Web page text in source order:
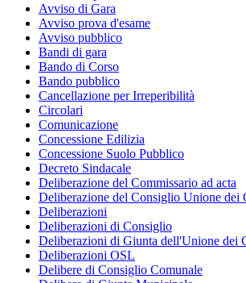
Avviso di Gara
Avviso prova d'esame
Avviso pubblico
Bandi di gara
Bando di Corso
Bando pubblico
Cancellazione per Irreperibilità
Circolari
Comunicazione
Concessione Edilizia
Concessione Suolo Pubblico
Decreto Sindacale
Deliberazione del Commissario ad acta
Deliberazione del Consiglio Unione dei
Deliberazioni
Deliberazioni di Consiglio
Deliberazioni di Giunta dell'Unione dei
Deliberazioni OSL
Delibere di Consiglio Comunale